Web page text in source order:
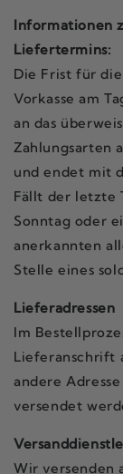
Informationen
Liefertermins:
Die Frist für
Vorkasse am
an das
Zahlungsarten
und endet mit
Fällt der letzte
Sonntag oder
anerkannten
Stelle eines
Lieferadressen
Im
Lieferanschrift
andere
versendet
Wir versenden